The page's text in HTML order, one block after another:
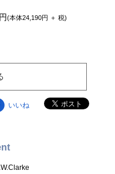
(本体24,190円 ＋ 税)
いいね